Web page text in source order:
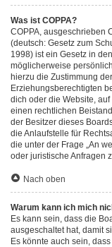
Was ist COPPA?
COPPA, ausgeschrieben
(deutsch: Gesetz zum
1998) ist ein Gesetz in
möglicherweise
hierzu die Zustimmung
Erziehungsberechtigten
dich oder die Website,
einen rechtlichen
der Besitzer dieses
die Anlaufstelle für
die unter der Frage „An
oder juristische Anfragen
Nach oben
Warum kann ich mich
Es kann sein, dass die
ausgeschaltet hat, damit
Es könnte auch sein,